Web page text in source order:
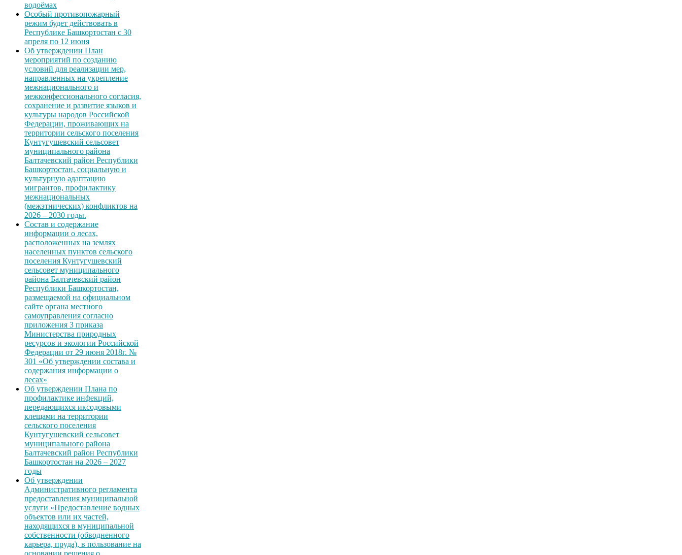
водоёмах
Особый противопожарный
режим будет действовать в
Республике Башкортостан с 30
апреля по 12 июня
Об утверждении План
мероприятий по созданию
условий для реализации мер,
направленных на укрепление
межнационального и
межконфессионального согласия,
сохранение и развитие языков и
культуры народов Российской
Федерации, проживающих на
территории сельского поселения
Кунтугушевский сельсовет
муниципального района
Балтачевский район Республики
Башкортостан, социальную и
культурную адаптацию
мигрантов, профилактику
межнациональных
(межэтнических) конфликтов на
2026 – 2030 годы.
Состав и содержание
информации о лесах,
расположенных на землях
населенных пунктов сельского
поселения Кунтугушевский
сельсовет муниципального
района Балтачевский район
Республики Башкортостан,
размещаемой на официальном
сайте органа местного
самоуправления согласно
приложения 3 приказа
Министерства природных
ресурсов и экологии Российской
Федерации от 29 июня 2018г. №
301 «Об утверждении состава и
содержания информации о
лесах»
Об утверждении Плана по
профилактике инфекций,
передающихся иксодовыми
клещами на территории
сельского поселения
Кунтугушевский сельсовет
муниципального района
Балтачевский район Республики
Башкортостан на 2026 – 2027
годы
Об утверждении
Административного регламента
предоставления муниципальной
услуги «Предоставление водных
объектов или их частей,
находящихся в муниципальной
собственности (обводненного
карьера, пруда), в пользование на